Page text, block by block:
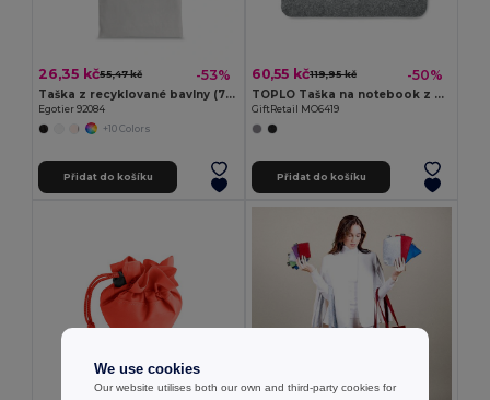
26,35 kč55,47 kč -53%
Taška z recyklované bavlny (70%) a polyesteru (30% rPET) (180 g/m²)
Egotier 92084
+10 Colors
Přidat do košíku
60,55 kč119,95 kč -50%
TOPLO Taška na notebook z RPET plsti
GiftRetail MO6419
Přidat do košíku
We use cookies
Our website utilises both our own and third-party cookies for